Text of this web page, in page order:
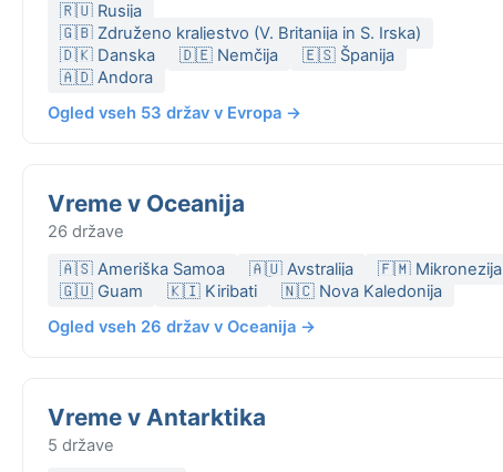
🇷🇺 Rusija
🇬🇧 Združeno kraljestvo (V. Britanija in S. Irska)
🇩🇰 Danska
🇩🇪 Nemčija
🇪🇸 Španija
🇦🇩 Andora
Ogled vseh 53 držav v Evropa →
Vreme v Oceanija
26 države
🇦🇸 Ameriška Samoa
🇦🇺 Avstralija
🇫🇲 Mikronezija
🇬🇺 Guam
🇰🇮 Kiribati
🇳🇨 Nova Kaledonija
Ogled vseh 26 držav v Oceanija →
Vreme v Antarktika
5 države